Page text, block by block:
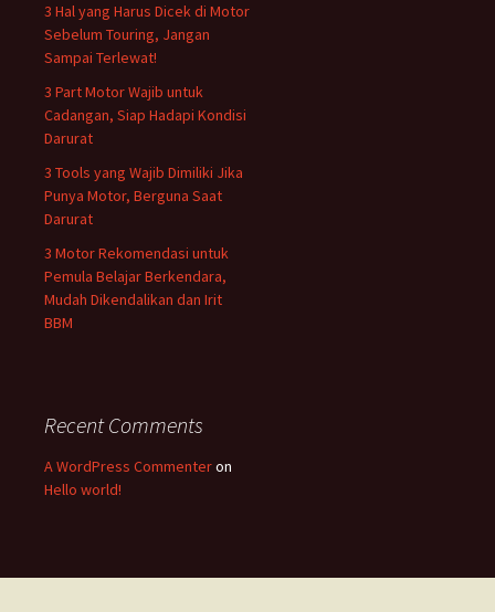
3 Hal yang Harus Dicek di Motor
Sebelum Touring, Jangan
Sampai Terlewat!
3 Part Motor Wajib untuk
Cadangan, Siap Hadapi Kondisi
Darurat
3 Tools yang Wajib Dimiliki Jika
Punya Motor, Berguna Saat
Darurat
3 Motor Rekomendasi untuk
Pemula Belajar Berkendara,
Mudah Dikendalikan dan Irit
BBM
Recent Comments
A WordPress Commenteron
Hello world!